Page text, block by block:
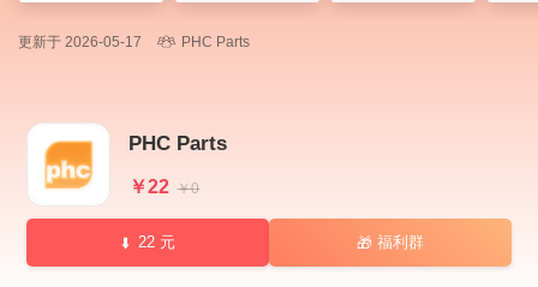
更新于 2026-05-17 PHC Parts
PHC Parts
￥22 ￥0
22 元 🎁 福利群